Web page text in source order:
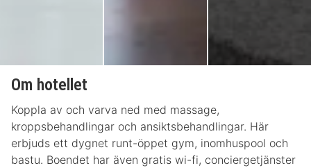
Om hotellet
Koppla av och varva ned med massage,
kroppsbehandlingar och ansiktsbehandlingar. Här
erbjuds ett dygnet runt-öppet gym, inomhuspool och
bastu. Boendet har även gratis wi-fi, conciergetjänster